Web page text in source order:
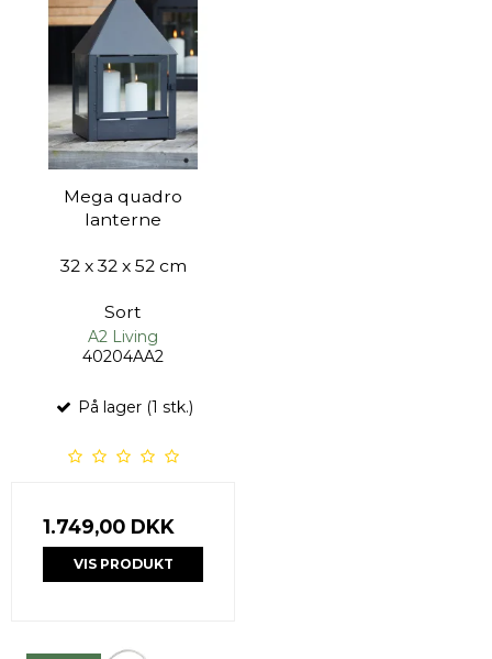
Mega quadro
lanterne
32 x 32 x 52 cm
Sort
A2 Living
40204AA2
På lager (1 stk.)
1.749,00 DKK
VIS PRODUKT